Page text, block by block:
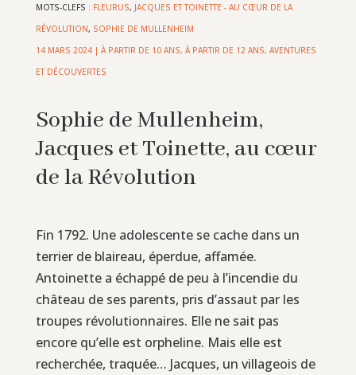
MOTS-CLEFS : FLEURUS, JACQUES ET TOINETTE - AU CŒUR DE LA
RÉVOLUTION, SOPHIE DE MULLENHEIM
14 MARS 2024| À PARTIR DE 10 ANS, À PARTIR DE 12 ANS, AVENTURES
ET DÉCOUVERTES
Sophie de Mullenheim,
Jacques et Toinette, au cœur
de la Révolution
Fin 1792. Une adolescente se cache dans un
terrier de blaireau, éperdue, affamée.
Antoinette a échappé de peu à l’incendie du
château de ses parents, pris d’assaut par les
troupes révolutionnaires. Elle ne sait pas
encore qu’elle est orpheline. Mais elle est
recherchée, traquée… Jacques, un villageois de